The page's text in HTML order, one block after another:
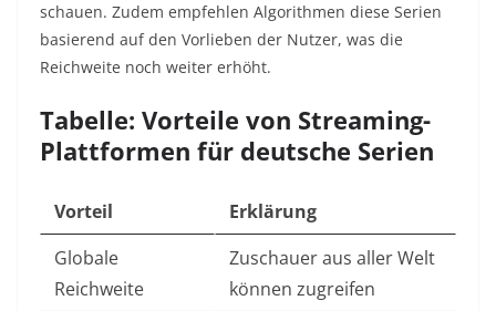
schauen. Zudem empfehlen Algorithmen diese Serien
basierend auf den Vorlieben der Nutzer, was die
Reichweite noch weiter erhöht.
Tabelle: Vorteile von Streaming-
Plattformen für deutsche Serien
Vorteil
Erklärung
Globale
Reichweite
Zuschauer aus aller Welt
können zugreifen